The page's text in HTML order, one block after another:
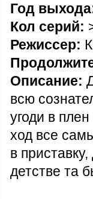
Год
Кол серий:
Режиссер:
Описание:
всю
угоди в
ход все
в
детстве та